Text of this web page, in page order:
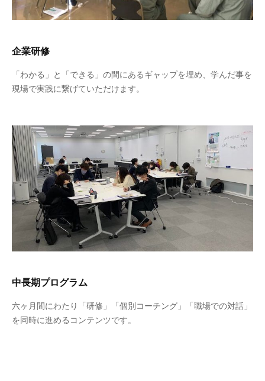
企業研修
「わかる」と「できる」の間にあるギャップを埋め、学んだ事を
現場で実践に繋げていただけます。
中長期プログラム
六ヶ月間にわたり「研修」「個別コーチング」「職場での対話」
を同時に進めるコンテンツです。